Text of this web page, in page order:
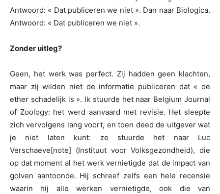
Antwoord: « Dat publiceren we niet ». Dan naar Biologica.
Antwoord: « Dat publiceren we niet ».
Zonder uitleg?
Geen, het werk was perfect. Zij hadden geen klachten,
maar zij wilden niet de informatie publiceren dat « de
ether schadelijk is ». Ik stuurde het naar Belgium Journal
of Zoology: het werd aanvaard met revisie. Het sleepte
zich vervolgens lang voort, en toen deed de uitgever wat
je niet laten kunt: ze stuurde het naar Luc
Verschaeve[note] (Instituut voor Volksgezondheid), die
op dat moment al het werk vernietigde dat de impact van
golven aantoonde. Hij schreef zelfs een hele recensie
waarin hij alle werken vernietigde, ook die van